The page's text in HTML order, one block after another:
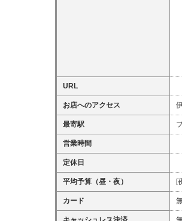
URL
お店へのアクセス
最寄駅
営業時間
定休日
平均予算（昼・夜） [
カード